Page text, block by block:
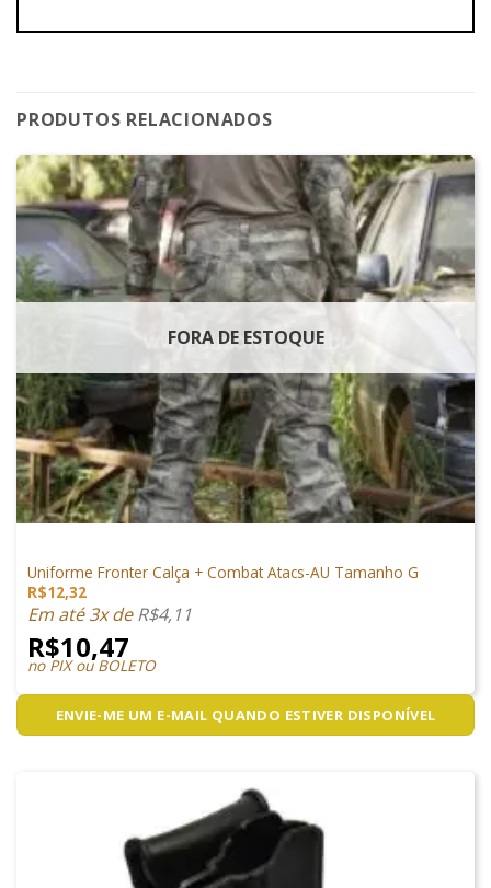
PRODUTOS RELACIONADOS
FORA DE ESTOQUE
Uniforme Fronter Calça + Combat Atacs-AU Tamanho G
R$12,32
Em até 3x deR$4,11
R$10,47
no PIX ou BOLETO
ENVIE-ME UM E-MAIL QUANDO ESTIVER DISPONÍVEL